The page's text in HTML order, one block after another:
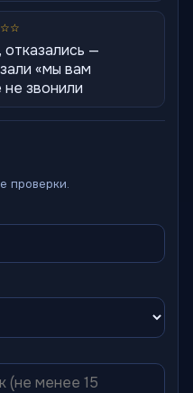
—
«мы вам
звонили
проверки.